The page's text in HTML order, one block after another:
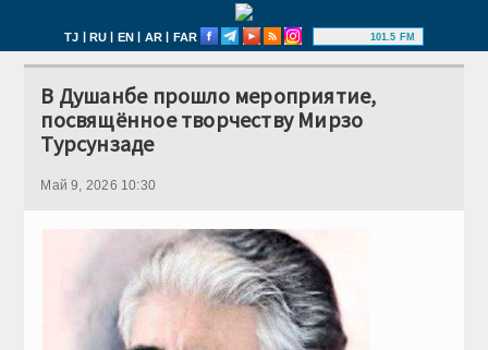
TJ | RU | EN | AR | FAR 101.5 FM
В Душанбе прошло мероприятие,
посвящённое творчеству Мирзо
Турсунзаде
Май 9, 2026 10:30